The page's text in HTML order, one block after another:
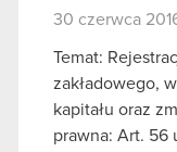
30 czerwca
Temat:
zakładowego,
kapitału oraz
prawna: Art. 56